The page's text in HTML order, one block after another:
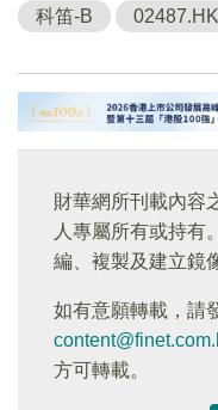
科笛-B 02487.HK
財華網所刊載內容
人專屬所有或持有
編、複製及建立鏡
如有意願轉載，請
方可轉載。